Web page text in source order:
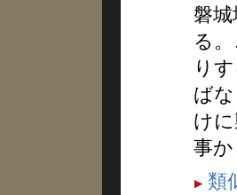
磐
る
り
ば
け
事か
類